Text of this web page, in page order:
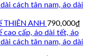
THIÊN ANH 790,000₫